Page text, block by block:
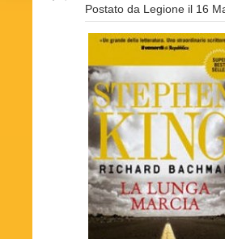
Postato da Legione il 16